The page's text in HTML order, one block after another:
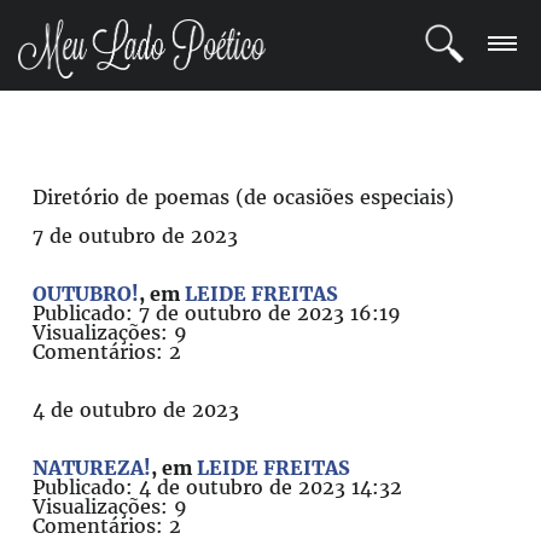
REGISTRO
POETAS
BLOG
COMUNIDADE
Diretório de poemas (de ocasiões especiais)
7 de outubro de 2023
OUTUBRO!, emLEIDE FREITAS
Publicado: 7 de outubro de 2023 16:19
Visualizações: 9
Comentários: 2
4 de outubro de 2023
NATUREZA!, emLEIDE FREITAS
Publicado: 4 de outubro de 2023 14:32
Visualizações: 9
Comentários: 2